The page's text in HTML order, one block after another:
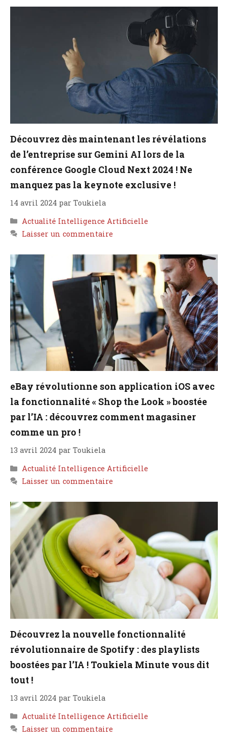
Découvrez dès maintenant les révélations
de l’entreprise sur Gemini AI lors de la
conférence Google Cloud Next 2024 ! Ne
manquez pas la keynote exclusive !
14 avril 2024 par Toukiela
Catégories
Actualité Intelligence Artificielle
Laisser un commentaire
eBay révolutionne son application iOS avec
la fonctionnalité « Shop the Look » boostée
par l’IA : découvrez comment magasiner
comme un pro !
13 avril 2024 par Toukiela
Catégories
Actualité Intelligence Artificielle
Laisser un commentaire
Découvrez la nouvelle fonctionnalité
révolutionnaire de Spotify : des playlists
boostées par l’IA ! Toukiela Minute vous dit
tout !
13 avril 2024 par Toukiela
Catégories
Actualité Intelligence Artificielle
Laisser un commentaire